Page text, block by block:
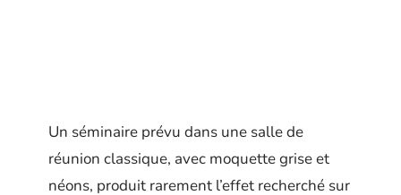
Un séminaire prévu dans une salle de
réunion classique, avec moquette grise et
néons, produit rarement l’effet recherché sur